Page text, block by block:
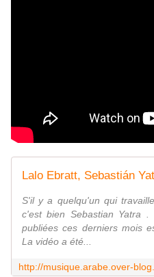
S'il y a quelqu'un qui
c'est bien Sebastian Yatra
publiées ces derniers mois
La vidéo a été...